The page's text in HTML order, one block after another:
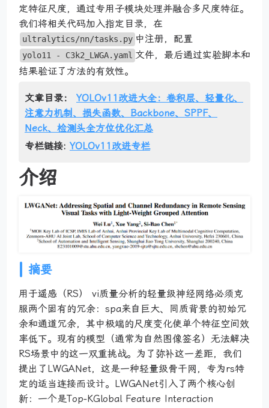
定特征尺度，通过专用子模块处理并融合多尺度特征。
我们将相关代码加入指定目录，在
ultralytics/nn/tasks.py 中注册，配置
yolo11 - C3k2_LWGA.yaml 文件，最后通过实验脚本和
结果验证了方法的有效性。
文章目录： YOLOv11改进大全：卷积层、轻量化、
注意力机制、损失函数、Backbone、SPPF、
Neck、检测头全方位优化汇总
专栏链接: YOLOv11改进专栏
介绍
摘要
用于遥感（RS） vi质量分析的轻量级神经网络必须克
服两个固有的冗余：spa来自巨大、同质背景的初始冗
余和通道冗余，其中极端的尺度变化使单个特征空间效
率低下。现有的模型（通常为自然图像签名）无法解决
RS场景中的这一双重挑战。为了弥补这一差距，我们
提出了LWGANet，这是一种轻量级骨干网，专为rs特
定的适当连接而设计。LWGANet引入了两个核心创
新：一个是Top-KGlobal Feature Interaction